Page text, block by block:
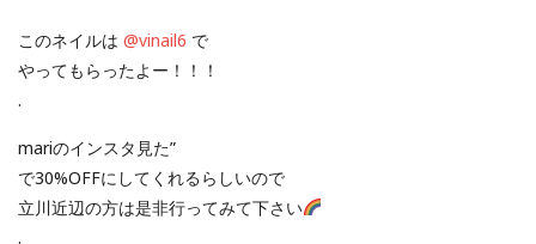
このネイルは @vinail6 で
やってもらったよー！！！
.
mariのインスタ見た”
で30%OFFにしてくれるらしいので
立川近辺の方は是非行ってみて下さい
.